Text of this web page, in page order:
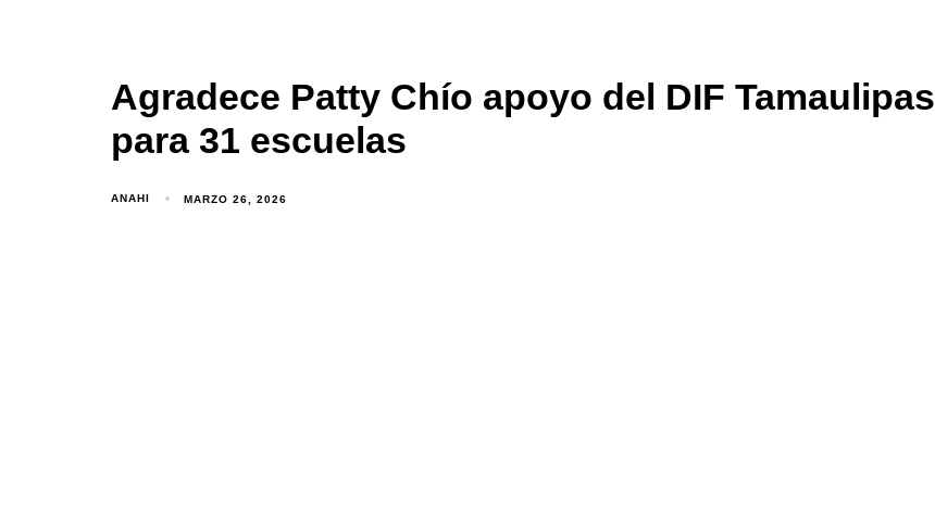
Agradece Patty Chío apoyo del DIF Tamaulipas
para 31 escuelas
ANAHI MARZO 26, 2026